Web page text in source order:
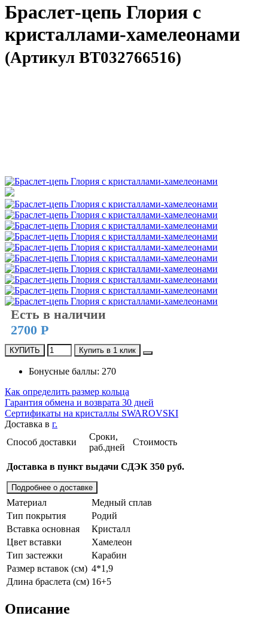
Браслет-цепь Глория с
кристаллами-хамелеонами
(Артикул BT032766516)
Есть в наличии
2700 Р
КУПИТЬ Купить в 1 клик
Бонусные баллы: 270
Как определить размер кольца
Гарантия обмена и возврата 30 дней
Сертификаты на кристаллы SWAROVSKI
Доставка в г.
Способ доставки
Сроки,
раб.дней
Стоимость
Доставка в пункт выдачи СДЭК 350 руб.
Подробнее о доставке
Материал
Медный сплав
Тип покрытия
Родий
Вставка основная
Кристалл
Цвет вставки
Хамелеон
Тип застежки
Карабин
Размер вставок (см) 4*1,9
Длина браслета (см) 16+5
Описание